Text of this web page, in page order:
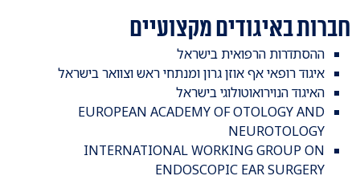
חברות באיגודים מקצועיים
ההסתדרות הרפואית בישראל
איגוד רופאי אף אוזן גרון ומנתחי ראש וצוואר בישראל
האיגוד הנוירואוטולוגי בישראל
EUROPEAN ACADEMY OF OTOLOGY AND
NEUROTOLOGY
INTERNATIONAL WORKING GROUP ON
ENDOSCOPIC EAR SURGERY